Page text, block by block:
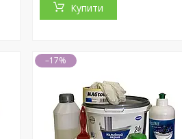
Купити
–17%